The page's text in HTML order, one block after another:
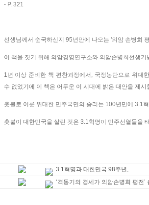
- P. 321
선생님께서 순국하신지 95년만에 나오는 '의암 손병희
이 책을 짓기 위해 의암경영연구소와 의암손병희선생
1년 이상 준비한 책 편찬과정에서, 국정농단으로 위대
수 없었기에 이 책은 어두운 이 시대에 밝은 대안을 제시
촛불로 이룬 위대한 민주국민의 승리는 100년만에 3.1
촛불이 대한민국을 살린 것은 3.1혁명이 민주선열들을
3.1혁명과 대한민국 98주년,
‘격동기의 경세가 의암손병희 평전’